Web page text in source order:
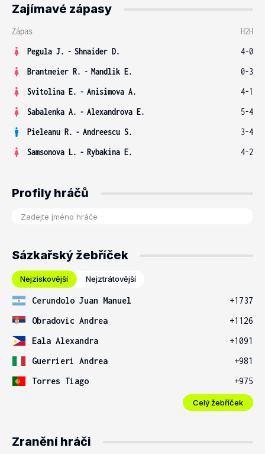
Zajímavé zápasy
Zápas
H2H
Pegula J. - Shnaider D.
4-0
Brantmeier R. - Mandlik E.
0-3
Svitolina E. - Anisimova A.
4-1
Sabalenka A. - Alexandrova E.
5-4
Pieleanu R. - Andreescu S.
3-4
Samsonova L. - Rybakina E. 4-2
Profily hráčů
Sázkařský žebříček
Nejziskovější Nejztrátovější
Cerundolo Juan Manuel
+1737
Obradovic Andrea
+1126
Eala Alexandra
+1091
Guerrieri Andrea
+981
Torres Tiago
+975
Celý žebříček
Zranění hráči